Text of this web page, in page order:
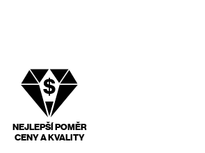
NEJLEPŠÍ POMĚR
CENY A KVALITY